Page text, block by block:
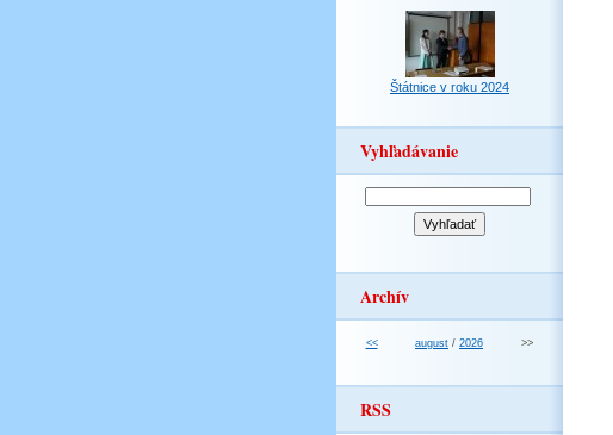
Štátnice v roku 2024
Vyhľadávanie
Archív
<< august / 2026 >>
RSS